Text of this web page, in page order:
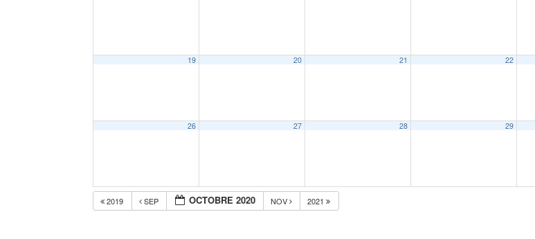
19 20 21 22
26 27 28 29
2019 SEP OCTOBRE 2020 NOV 2021